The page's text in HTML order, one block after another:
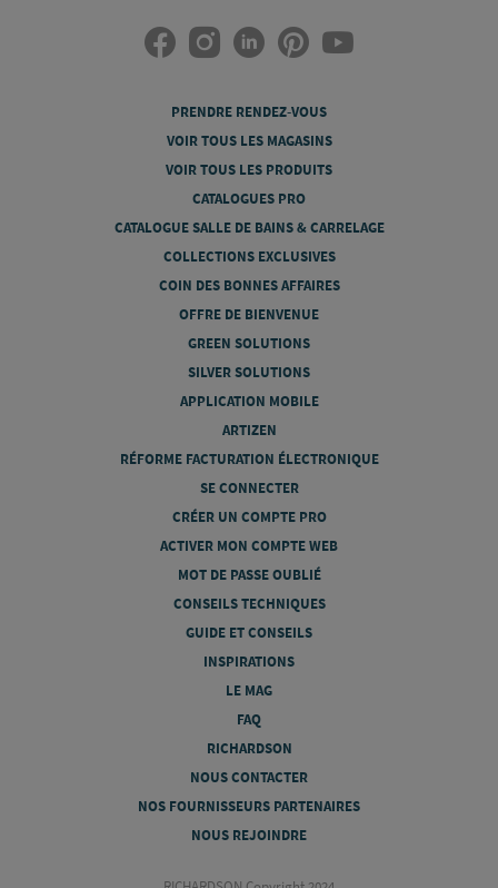
PRENDRE RENDEZ-VOUS
VOIR TOUS LES MAGASINS
VOIR TOUS LES PRODUITS
CATALOGUES PRO
CATALOGUE SALLE DE BAINS & CARRELAGE
COLLECTIONS EXCLUSIVES
COIN DES BONNES AFFAIRES
OFFRE DE BIENVENUE
GREEN SOLUTIONS
SILVER SOLUTIONS
APPLICATION MOBILE
ARTIZEN
RÉFORME FACTURATION ÉLECTRONIQUE
SE CONNECTER
CRÉER UN COMPTE PRO
ACTIVER MON COMPTE WEB
MOT DE PASSE OUBLIÉ
CONSEILS TECHNIQUES
GUIDE ET CONSEILS
INSPIRATIONS
LE MAG
FAQ
RICHARDSON
NOUS CONTACTER
NOS FOURNISSEURS PARTENAIRES
NOUS REJOINDRE